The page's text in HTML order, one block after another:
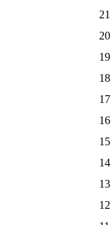
21
20
19
18
17
16
15
14
13
12